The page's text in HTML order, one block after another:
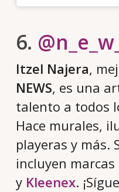
6.
Itzel Najera,
NEWS, es una
talento a todos
Hace murales,
playeras y más.
incluyen marcas
y Kleenex.